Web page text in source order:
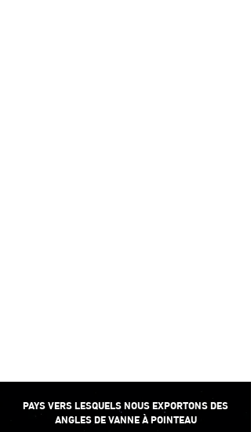
PAYS VERS LESQUELS NOUS EXPORTONS DES
ANGLES DE VANNE À POINTEAU